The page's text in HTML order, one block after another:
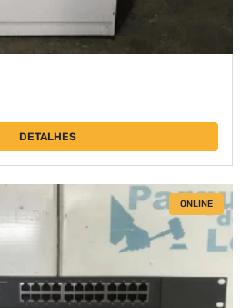
DETALHES
ONLINE